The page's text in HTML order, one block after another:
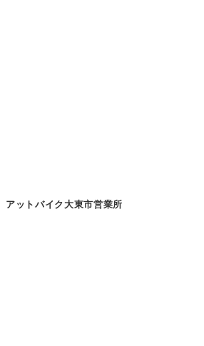
ットバイク大東市営業所